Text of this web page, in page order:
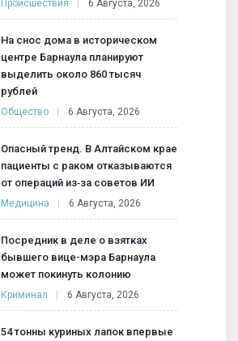
Происшествия 6 Августа, 2026
На снос дома в историческом
центре Барнаула планируют
выделить около 860 тысяч
рублей
Общество 6 Августа, 2026
Опасный тренд. В Алтайском крае
пациенты с раком отказываются
от операций из‑за советов ИИ
Медицина 6 Августа, 2026
Посредник в деле о взятках
бывшего вице-мэра Барнаула
может покинуть колонию
Криминал 6 Августа, 2026
54 тонны куриных лапок впервые